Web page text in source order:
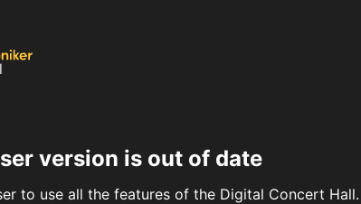
version is out of date
to use all the features of the Digital Concert Hall.